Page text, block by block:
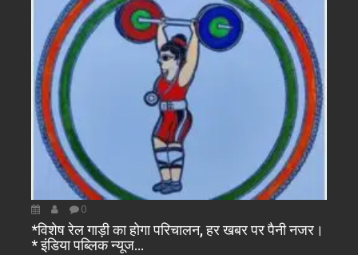
0
*विशेष रेल गाड़ी का होगा परिचालन, हर खबर पर पैनी नजर।
* इंडिया पब्लिक न्यूज…